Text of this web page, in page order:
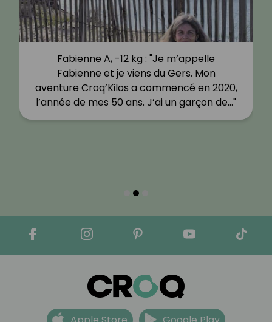
Fabienne A, -12 kg : "Je m’appelle
Fabienne et je viens du Gers. Mon
aventure Croq’Kilos a commencé en 2020,
l’année de mes 50 ans. J’ai un garçon de…"